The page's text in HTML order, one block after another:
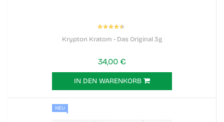
Bewertung:
Krypton Kratom - Das Original 3g
34,00 €
IN DEN WARENKORB
NEU